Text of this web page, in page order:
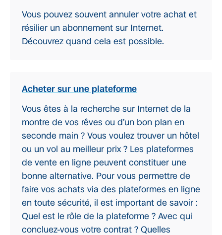
Vous pouvez souvent annuler votre achat et
résilier un abonnement sur Internet.
Découvrez quand cela est possible.
Acheter sur une plateforme
Vous êtes à la recherche sur Internet de la
montre de vos rêves ou d’un bon plan en
seconde main ? Vous voulez trouver un hôtel
ou un vol au meilleur prix ? Les plateformes
de vente en ligne peuvent constituer une
bonne alternative. Pour vous permettre de
faire vos achats via des plateformes en ligne
en toute sécurité, il est important de savoir :
Quel est le rôle de la plateforme ? Avec qui
concluez-vous votre contrat ? Quelles